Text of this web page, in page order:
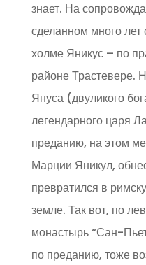
знает. На
сделанном много
холме Яникус – по
районе Трастевере.
Януса (двуликого
легендарного царя
преданию, на этом
Марции Яникул,
превратился в
земле. Так вот, по
монастырь “Сан-
по преданию, тоже